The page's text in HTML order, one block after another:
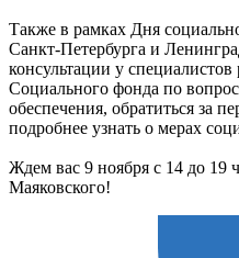
Также в рамках Дня
Санкт-Петербурга и
консультации у
Социального фонда по
обеспечения, обратиться за
подробнее узнать о мерах
Ждем вас 9 ноября с 14 до 19
Маяковского!